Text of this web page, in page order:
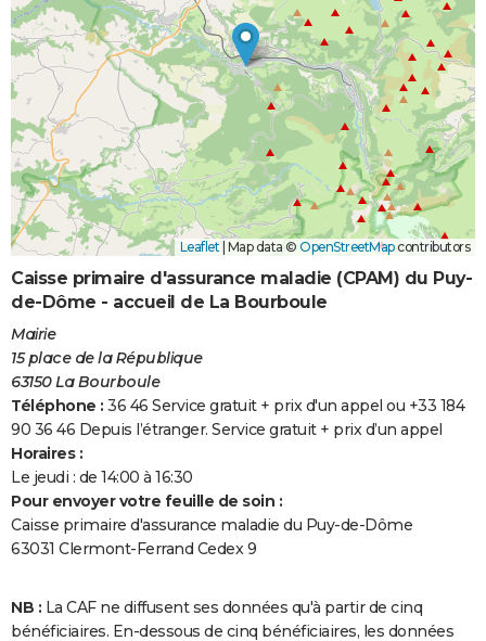
Leaflet Map data © OpenStreetMapcontributors
Caisse primaire d'assurance maladie (CPAM) du Puy-
de-Dôme - accueil de La Bourboule
Mairie
15 place de la République
63150 La Bourboule
Téléphone : 36 46 Service gratuit + prix d'un appel ou +33 184
90 36 46 Depuis l’étranger. Service gratuit + prix d’un appel
Horaires :
Le jeudi : de 14:00 à 16:30
Pour envoyer votre feuille de soin :
Caisse primaire d'assurance maladie du Puy-de-Dôme
63031 Clermont-Ferrand Cedex 9
NB : La CAF ne diffusent ses données qu'à partir de cinq
bénéficiaires. En-dessous de cinq bénéficiaires, les données